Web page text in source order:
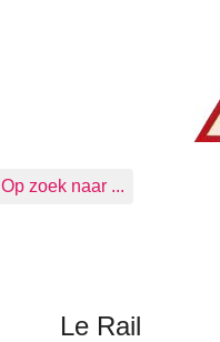
Op zoek naar ...
Le Rail